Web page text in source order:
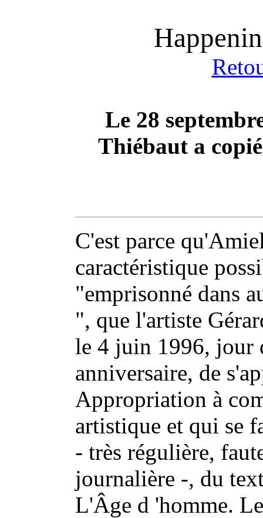
Le 28
Thiébaut a
C'est parce
caractéristique
"emprisonné dans
", que l'artiste
le 4 juin 1996, jour
anniversaire, de
Appropriation à
artistique et qui se
- très régulière,
journalière -, du
L'Âge d 'homme.